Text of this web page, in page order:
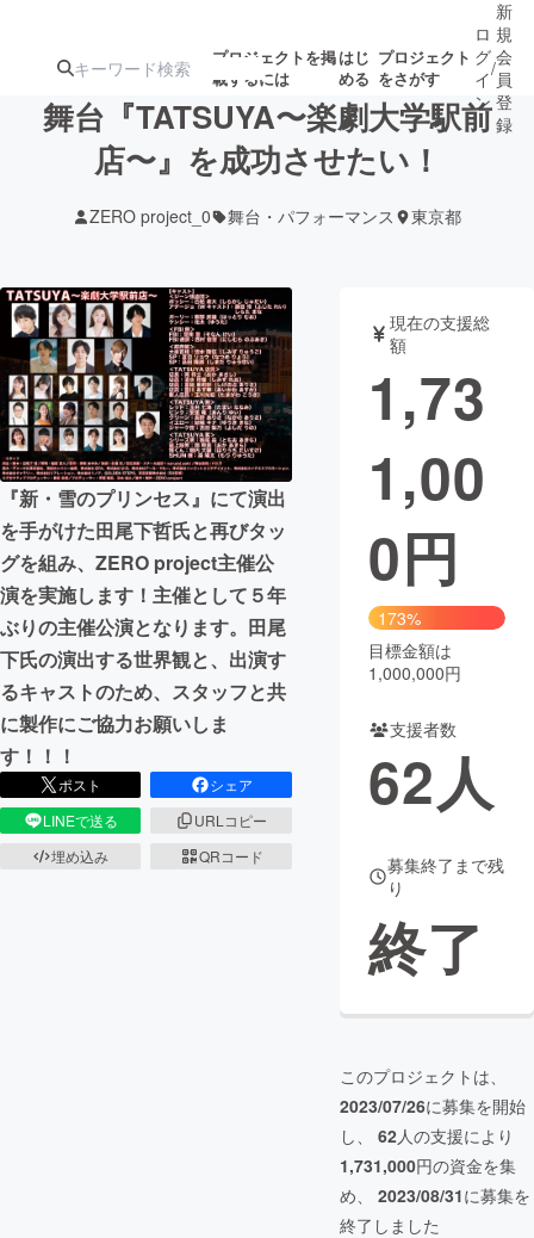
プロジェクトを掲
載するには
はじ
める
プロジェクト
をさがす
ターン
注目の新着プロ
ジェクト
募集終了が近いプ
ロジェクト
もうすぐ公開
されます
アート・写真 音楽
テクノロジー・ガジェット ゲーム・サ
映像・映画
ビジネス・起業
まちづくり・地域活性化
CAMPFIRE for Social Good
CAMPFIRE Creation
CAMPFIREふるさと納税machi-ya コミュニティ
ロ
グ
イ
ン
/
新
規
会
員
登
録
舞台『TATSUYA〜楽劇大学駅前
店〜』を成功させたい！
ZERO project_0 舞台・パフォーマンス 東京都
『新・雪のプリンセス』にて演出
を手がけた田尾下哲氏と再びタッ
グを組み、ZERO project主催公
演を実施します！主催として５年
ぶりの主催公演となります。田尾
下氏の演出する世界観と、出演す
るキャストのため、スタッフと共
に製作にご協力お願いしま
す！！！
ポスト
シェア
LINEで送る
URLコピー
埋め込み
QRコード
現在の支援総
額
1,73
1,00
0円
173%
目標金額は
1,000,000円
支援者数
62人
募集終了まで残
り
終了
このプロジェクトは、
2023/07/26に募集を開始
し、 62人の支援により
1,731,000円の資金を集
め、 2023/08/31に募集を
終了しました